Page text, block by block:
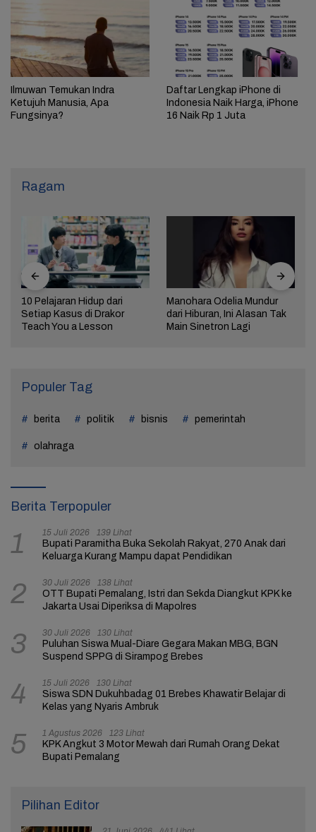
Ilmuwan Temukan Indra
Ketujuh Manusia, Apa
Fungsinya?
Daftar Lengkap iPhone di
Indonesia Naik Harga, iPhone
16 Naik Rp 1 Juta
Ragam
10 Pelajaran Hidup dari
Setiap Kasus di Drakor
Teach You a Lesson
Manohara Odelia Mundur
dari Hiburan, Ini Alasan Tak
Main Sinetron Lagi
Populer Tag
berita politik bisnis pemerintah
olahraga
Berita Terpopuler
1 15 Juli 2026 139 Lihat
Bupati Paramitha Buka Sekolah Rakyat, 270 Anak dari
Keluarga Kurang Mampu dapat Pendidikan
2 30 Juli 2026 138 Lihat
OTT Bupati Pemalang, Istri dan Sekda Diangkut KPK ke
Jakarta Usai Diperiksa di Mapolres
3 30 Juli 2026 130 Lihat
Puluhan Siswa Mual-Diare Gegara Makan MBG, BGN
Suspend SPPG di Sirampog Brebes
4 15 Juli 2026 130 Lihat
Siswa SDN Dukuhbadag 01 Brebes Khawatir Belajar di
Kelas yang Nyaris Ambruk
5 1 Agustus 2026 123 Lihat
KPK Angkut 3 Motor Mewah dari Rumah Orang Dekat
Bupati Pemalang
Pilihan Editor